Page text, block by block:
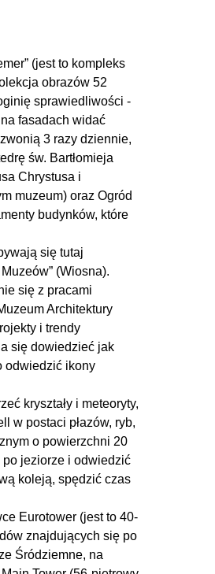
(jest to kompleks
obrazów 52
sprawiedliwości -
fasadach widać
3 razy dziennie,
św. Bartłomieja
Chrystusa i
muzeum) oraz Ogród
budynków, które
się tutaj
(Wiosna).
się z pracami
Architektury
i trendy
się dowiedzieć jak
odwiedzić ikony
kryształy i meteoryty,
w postaci płazów, ryb,
o powierzchni 20
po jeziorze i odwiedzić
koleją, spędzić czas
Eurotower (jest to 40-
znajdujących się po
Śródziemne, na